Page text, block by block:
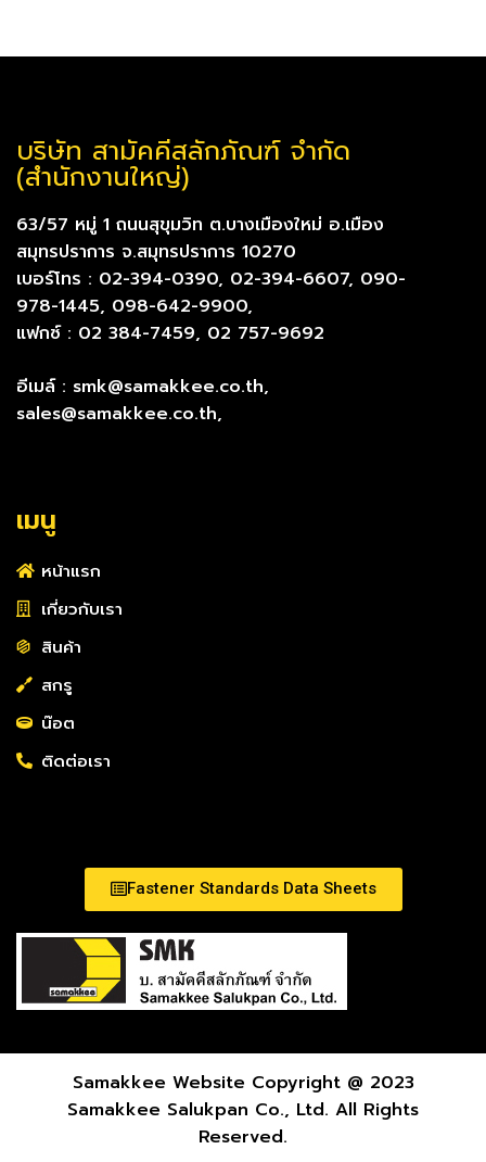
บริษัท สามัคคีสลักภัณฑ์ จำกัด
(สำนักงานใหญ่)
63/57 หมู่ 1 ถนนสุขุมวิท ต.บางเมืองใหม่ อ.เมือง
สมุทรปราการ จ.สมุทรปราการ 10270
เบอร์โทร : 02-394-0390, 02-394-6607, 090-
978-1445, 098-642-9900,
แฟกซ์ : 02 384-7459, 02 757-9692
อีเมล์ : smk@samakkee.co.th,
sales@samakkee.co.th,
เมนู
หน้าแรก
เกี่ยวกับเรา
สินค้า
สกรู
น๊อต
ติดต่อเรา
Fastener Standards Data Sheets
Samakkee Website Copyright @ 2023
Samakkee Salukpan Co., Ltd. All Rights
Reserved.